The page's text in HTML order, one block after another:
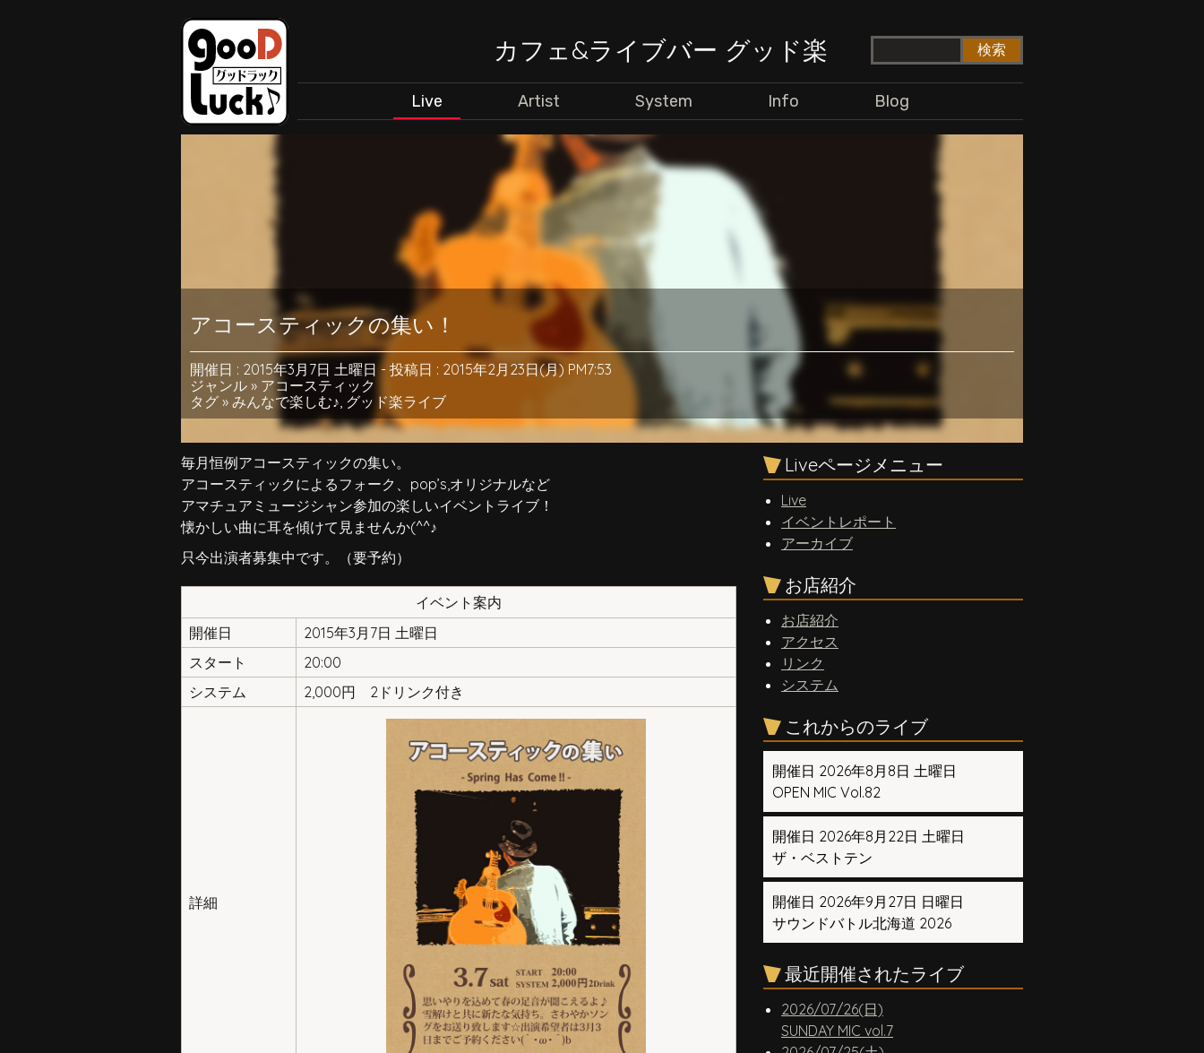
カフェ&ライブバー グッド楽
Live Artist System Info Blog
アコースティックの集い！
開催日 : 2015年3月7日 土曜日 - 投稿日 : 2015年2月23日(月) PM7:53
ジャンル » アコースティック
タグ » みんなで楽しむ♪, グッド楽ライブ
毎月恒例アコースティックの集い。
アコースティックによるフォーク、pop’s,オリジナルなど
アマチュアミュージシャン参加の楽しいイベントライブ！
懐かしい曲に耳を傾けて見ませんか(^^♪
只今出演者募集中です。（要予約）
イベント案内
開催日
2015年3月7日 土曜日
スタート
20:00
システム
2,000円 2ドリンク付き
詳細
Liveページメニュー
Live
イベントレポート
アーカイブ
お店紹介
お店紹介
アクセス
リンク
システム
これからのライブ
開催日 2026年8月8日 土曜日
OPEN MIC Vol.82
開催日 2026年8月22日 土曜日
ザ・ベストテン
開催日 2026年9月27日 日曜日
サウンドバトル北海道 2026
最近開催されたライブ
2026/07/26(日)
SUNDAY MIC vol.7